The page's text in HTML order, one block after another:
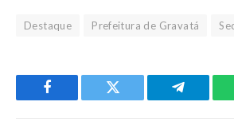
Destaque Prefeitura de Gravatá
Facebook Twitter Telegram